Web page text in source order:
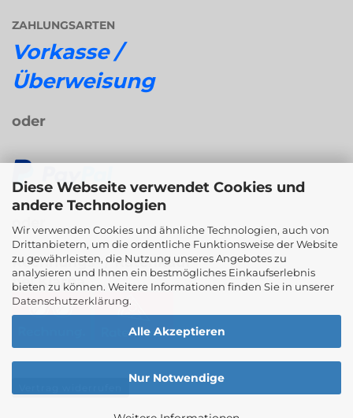
Diese Webseite verwendet Cookies und
andere Technologien
Wir verwenden Cookies und ähnliche Technologien, auch von
Drittanbietern, um die ordentliche Funktionsweise der Website
zu gewährleisten, die Nutzung unseres Angebotes zu
analysieren und Ihnen ein bestmögliches Einkaufserlebnis
bieten zu können. Weitere Informationen finden Sie in unserer
Datenschutzerklärung.
Alle Akzeptieren
Nur Notwendige
ZAHLUNGSARTEN
Vorkasse /
Überweisung
oder
oder
Rechnungs- / Ratenkauf
bei Klarna